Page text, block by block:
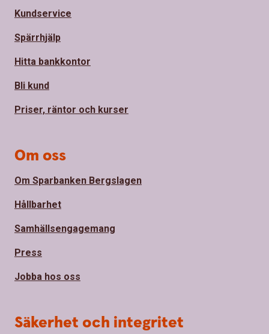
Kundservice
Spärrhjälp
Hitta bankkontor
Bli kund
Priser, räntor och kurser
Om oss
Om Sparbanken Bergslagen
Hållbarhet
Samhällsengagemang
Press
Jobba hos oss
Säkerhet och integritet